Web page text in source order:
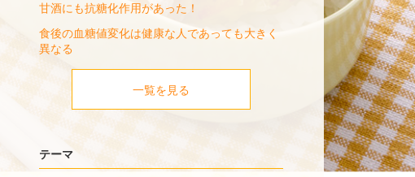
甘酒にも抗糖化作用があった！
食後の血糖値変化は健康な人であっても大きく
異なる
一覧を見る
テーマ